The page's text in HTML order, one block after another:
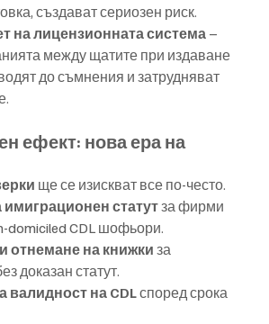
създават сериозен риск.
на лицензионната система –
между щатите при издаване
до съмнения и затрудняват
ефект: нова ера на
ще се изискват все по-често.
статут за фирми
domiciled CDL шофьори.
отнемане на книжки за
доказан статут.
валидност на CDL според срока